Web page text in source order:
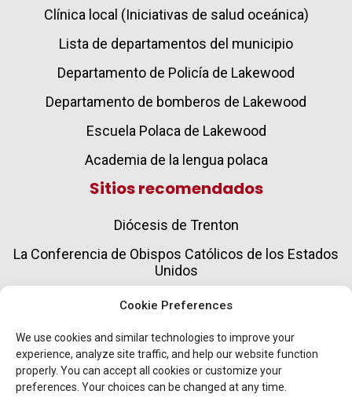
Cookie Preferences
We use cookies and similar technologies to improve your
experience, analyze site traffic, and help our website function
properly. You can accept all cookies or customize your
preferences. Your choices can be changed at any time.
Clínica local (Iniciativas de salud oceánica)
Lista de departamentos del municipio
Departamento de Policía de Lakewood
Departamento de bomberos de Lakewood
Escuela Polaca de Lakewood
Academia de la lengua polaca
Sitios recomendados
Diócesis de Trenton
La Conferencia de Obispos Católicos de los Estados
Unidos
Sociedad del Verbo Divino
Caridades Católicas
Servicios para el envejecimiento y el cuidado de
personas mayores